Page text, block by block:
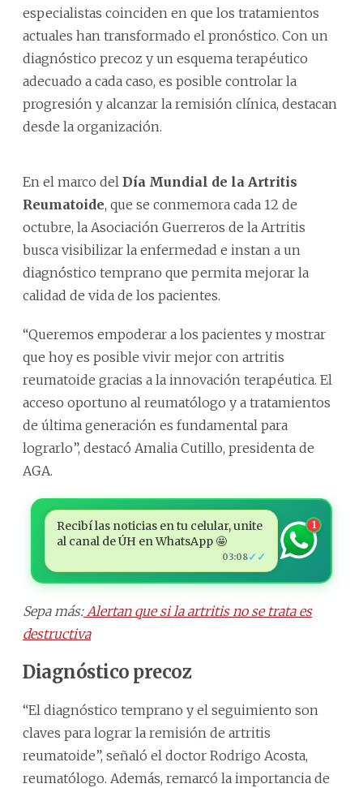
especialistas coinciden en que los tratamientos
actuales han transformado el pronóstico. Con un
diagnóstico precoz y un esquema terapéutico
adecuado a cada caso, es posible controlar la
progresión y alcanzar la remisión clínica, destacan
desde la organización.
En el marco del Día Mundial de la Artritis
Reumatoide, que se conmemora cada 12 de
octubre, la Asociación Guerreros de la Artritis
busca visibilizar la enfermedad e instan a un
diagnóstico temprano que permita mejorar la
calidad de vida de los pacientes.
“Queremos empoderar a los pacientes y mostrar
que hoy es posible vivir mejor con artritis
reumatoide gracias a la innovación terapéutica. El
acceso oportuno al reumatólogo y a tratamientos
de última generación es fundamental para
lograrlo”, destacó Amalia Cutillo, presidenta de
AGA.
Recibí las noticias en tu celular, unite
al canal de ÚH en WhatsApp 🤩
03:08✓✓
1
Sepa más:Alertan que si la artritis no se trata es
destructiva
Diagnóstico precoz
“El diagnóstico temprano y el seguimiento son
claves para lograr la remisión de artritis
reumatoide”, señaló el doctor Rodrigo Acosta,
reumatólogo. Además, remarcó la importancia de